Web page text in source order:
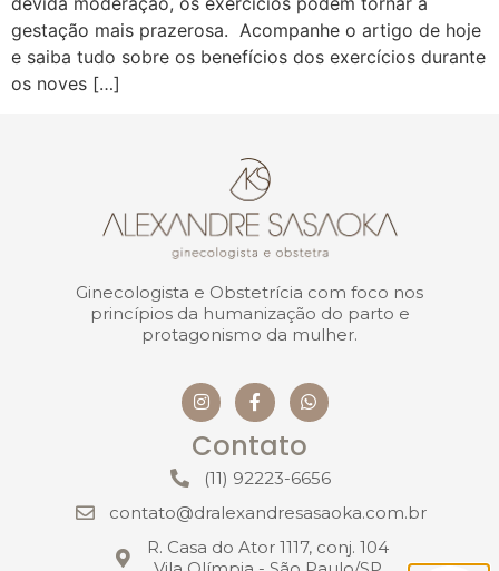
gestação mais prazerosa. Acompanhe o artigo de hoje
e saiba tudo sobre os benefícios dos exercícios durante
os noves […]
Ginecologista e Obstetrícia com foco nos
princípios da humanização do parto e
protagonismo da mulher.
Contato
(11) 92223-6656
contato@dralexandresasaoka.com.br
R. Casa do Ator 1117, conj. 104